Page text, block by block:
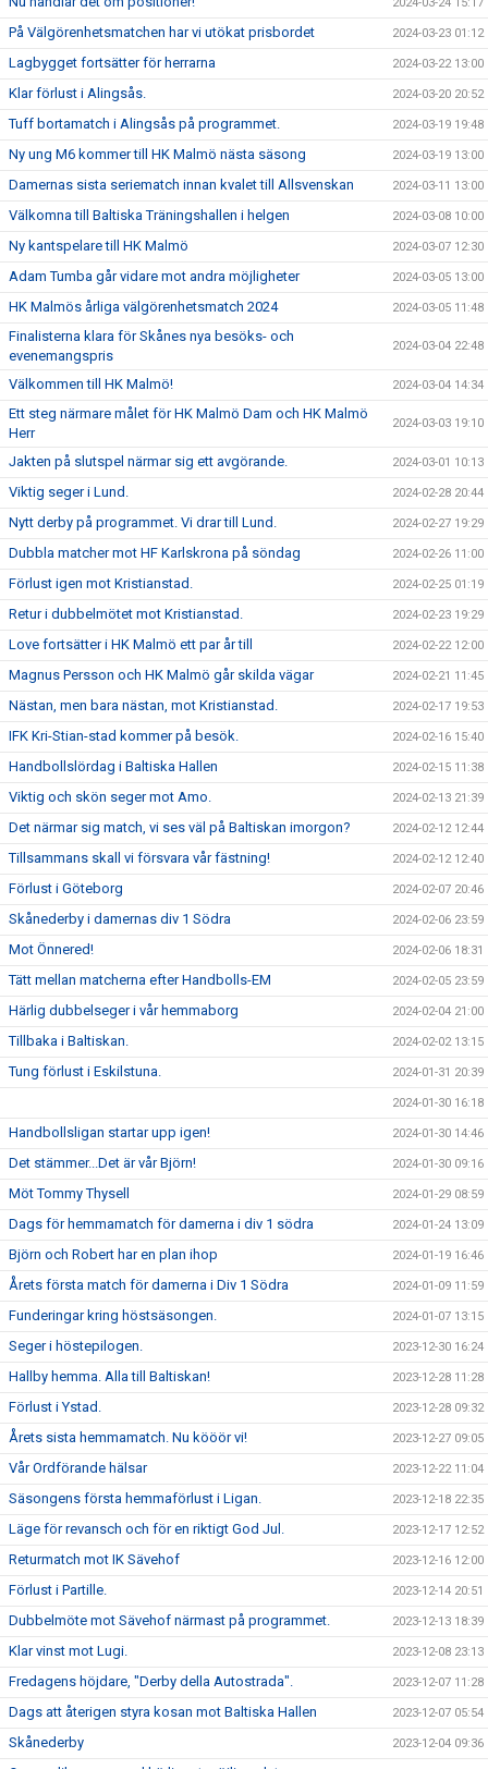
På Välgörenhetsmatchen har vi utökat prisbordet 2024-03-23 01:12
Lagbygget fortsätter för herrarna 2024-03-22 13:00
Klar förlust i Alingsås. 2024-03-20 20:52
Tuff bortamatch i Alingsås på programmet. 2024-03-19 19:48
Ny ung M6 kommer till HK Malmö nästa säsong 2024-03-19 13:00
Damernas sista seriematch innan kvalet till Allsvenskan 2024-03-11 13:00
Välkomna till Baltiska Träningshallen i helgen 2024-03-08 10:00
Ny kantspelare till HK Malmö 2024-03-07 12:30
Adam Tumba går vidare mot andra möjligheter 2024-03-05 13:00
HK Malmös årliga välgörenhetsmatch 2024 2024-03-05 11:48
Finalisterna klara för Skånes nya besöks- och
evenemangspris
2024-03-04 22:48
Välkommen till HK Malmö! 2024-03-04 14:34
Ett steg närmare målet för HK Malmö Dam och HK Malmö
Herr
2024-03-03 19:10
Jakten på slutspel närmar sig ett avgörande. 2024-03-01 10:13
Viktig seger i Lund. 2024-02-28 20:44
Nytt derby på programmet. Vi drar till Lund. 2024-02-27 19:29
Dubbla matcher mot HF Karlskrona på söndag 2024-02-26 11:00
Förlust igen mot Kristianstad. 2024-02-25 01:19
Retur i dubbelmötet mot Kristianstad. 2024-02-23 19:29
Love fortsätter i HK Malmö ett par år till 2024-02-22 12:00
Magnus Persson och HK Malmö går skilda vägar 2024-02-21 11:45
Nästan, men bara nästan, mot Kristianstad. 2024-02-17 19:53
IFK Kri-Stian-stad kommer på besök. 2024-02-16 15:40
Handbollslördag i Baltiska Hallen 2024-02-15 11:38
Viktig och skön seger mot Amo. 2024-02-13 21:39
Det närmar sig match, vi ses väl på Baltiskan imorgon? 2024-02-12 12:44
Tillsammans skall vi försvara vår fästning! 2024-02-12 12:40
Förlust i Göteborg 2024-02-07 20:46
Skånederby i damernas div 1 Södra 2024-02-06 23:59
Mot Önnered! 2024-02-06 18:31
Tätt mellan matcherna efter Handbolls-EM 2024-02-05 23:59
Härlig dubbelseger i vår hemmaborg 2024-02-04 21:00
Tillbaka i Baltiskan. 2024-02-02 13:15
Tung förlust i Eskilstuna. 2024-01-31 20:39
2024-01-30 16:18
Handbollsligan startar upp igen! 2024-01-30 14:46
Det stämmer...Det är vår Björn! 2024-01-30 09:16
Möt Tommy Thysell 2024-01-29 08:59
Dags för hemmamatch för damerna i div 1 södra 2024-01-24 13:09
Björn och Robert har en plan ihop 2024-01-19 16:46
Årets första match för damerna i Div 1 Södra 2024-01-09 11:59
Funderingar kring höstsäsongen. 2024-01-07 13:15
Seger i höstepilogen. 2023-12-30 16:24
Hallby hemma. Alla till Baltiskan! 2023-12-28 11:28
Förlust i Ystad. 2023-12-28 09:32
Årets sista hemmamatch. Nu kööör vi! 2023-12-27 09:05
Vår Ordförande hälsar 2023-12-22 11:04
Säsongens första hemmaförlust i Ligan. 2023-12-18 22:35
Läge för revansch och för en riktigt God Jul. 2023-12-17 12:52
Returmatch mot IK Sävehof 2023-12-16 12:00
Förlust i Partille. 2023-12-14 20:51
Dubbelmöte mot Sävehof närmast på programmet. 2023-12-13 18:39
Klar vinst mot Lugi. 2023-12-08 23:13
Fredagens höjdare, "Derby della Autostrada". 2023-12-07 11:28
Dags att återigen styra kosan mot Baltiska Hallen 2023-12-07 05:54
Skånederby 2023-12-04 09:36